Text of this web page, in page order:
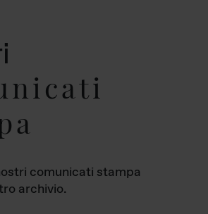
comunicati stampa
archivio.